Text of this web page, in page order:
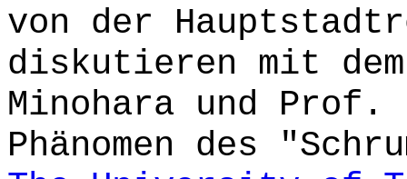
von der
diskutieren mit
Minohara und
Phänomen des